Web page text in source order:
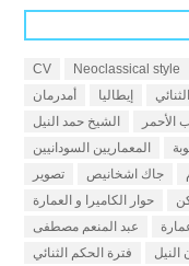
CV Neoclassical style
أمدرمان
إيطاليا
الشيخ حمد النيل
الأحمر
المعماريين السودانيين
تصوير
جاك اشخانيص
حوار الكاميرا و العمارة
عبد المنعم مصطفى
فترة الحكم الثنائي
النيل